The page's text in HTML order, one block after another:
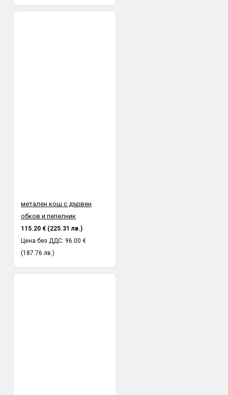
метален кош с дървен
обков и пепелник
115.20 € (225.31 лв.)
Цена без ДДС: 96.00 €
(187.76 лв.)